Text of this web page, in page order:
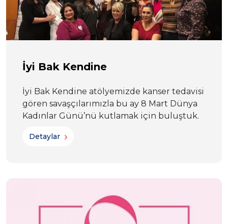
İyi Bak Kendine
İyi Bak Kendine atölyemizde kanser tedavisi
gören savaşçılarımızla bu ay 8 Mart Dünya
Kadınlar Günü’nü kutlamak için buluştuk.
Detaylar